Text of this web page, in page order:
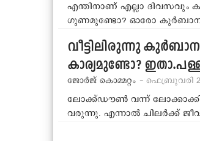
എന്തിനാണ് എല്ലാ ദിവസവും
ഗുണമുണ്ടോ? ഓരോ
വീട്ടിലിരുന്നു
കാര്യമുണ്ടോ?
ജോര്‍ജ് കൊമ്മറ്റം - ഫെബ്രുവരി
ലോക്ക്ഡൗണ്‍ വന്ന്
വരുന്നു. എന്നാല്‍ ചിലര്‍ക്ക്